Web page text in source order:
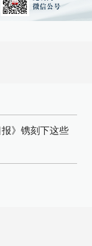
报》镌刻下这些